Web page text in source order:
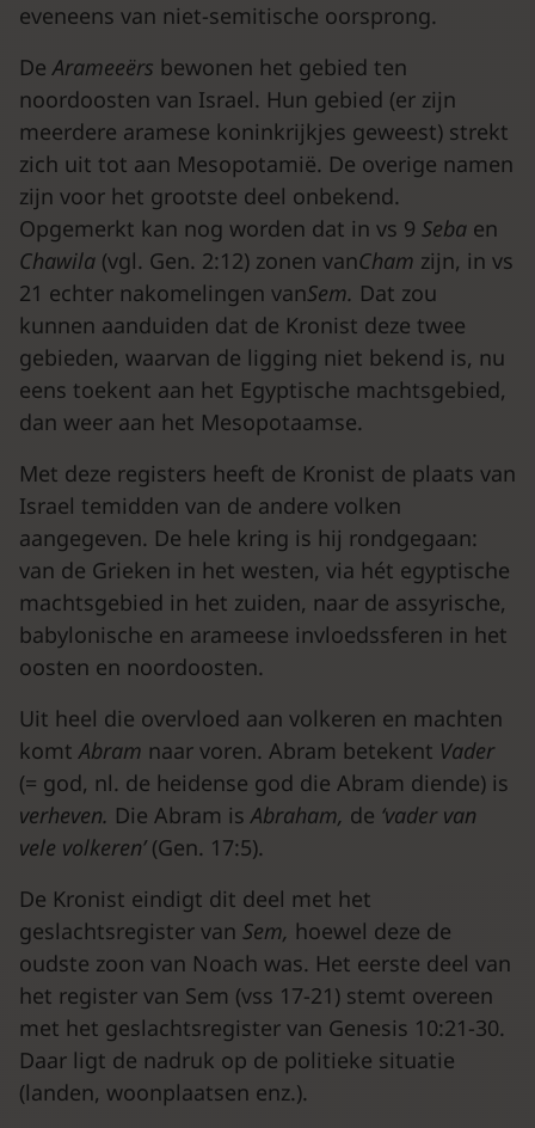
eveneens van niet-semitische oorsprong.
DeArameeërs bewonen het gebied ten
noordoosten van Israel. Hun gebied (er zijn
meerdere aramese koninkrijkjes geweest) strekt
zich uit tot aan Mesopotamië. De overige namen
zijn voor het grootste deel onbekend.
Opgemerkt kan nog worden dat in vs 9 Seba en
Chawila (vgl. Gen. 2:12) zonen vanCham zijn, in vs
21 echter nakomelingen vanSem. Dat zou
kunnen aanduiden dat de Kronist deze twee
gebieden, waarvan de ligging niet bekend is, nu
eens toekent aan het Egyptische machtsgebied,
dan weer aan het Mesopotaamse.
Met deze registers heeft de Kronist de plaats van
Israel temidden van de andere volken
aangegeven. De hele kring is hij rondgegaan:
van de Grieken in het westen, via hét egyptische
machtsgebied in het zuiden, naar de assyrische,
babylonische en arameese invloedssferen in het
oosten en noordoosten.
Uit heel die overvloed aan volkeren en machten
komtAbram naar voren. Abram betekent Vader
(= god, nl. de heidense god die Abram diende) is
verheven. Die Abram isAbraham, de ‘vader van
vele volkeren’ (Gen. 17:5).
De Kronist eindigt dit deel met het
geslachtsregister van Sem, hoewel deze de
oudste zoon van Noach was. Het eerste deel van
het register van Sem (vss 17-21) stemt overeen
met het geslachtsregister van Genesis 10:21-30.
Daar ligt de nadruk op de politieke situatie
(landen, woonplaatsen enz.).